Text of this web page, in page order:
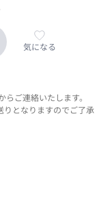
気になる
ご連絡いたします。
りとなりますのでご了承